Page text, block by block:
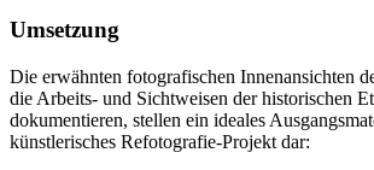
Umsetzung
Die erwähnten fotografischen Innenansichten
die Arbeits- und Sichtweisen der historischen
dokumentieren, stellen ein ideales
künstlerisches Refotografie-Projekt dar:
t
h
n
b
a
m
H
a
b
u
r
,
I
.
N
r
2
©
s
e
u
a